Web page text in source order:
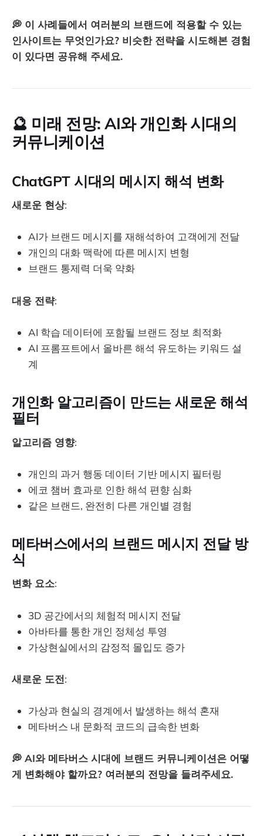
💭 이 사례들에서 여러분의 브랜드에 적용할 수 있는
인사이트는 무엇인가요? 비슷한 전략을 시도해본 경험
이 있다면 공유해 주세요.
🔮 미래 전망: AI와 개인화 시대의
커뮤니케이션
ChatGPT 시대의 메시지 해석 변화
새로운 현상:
AI가 브랜드 메시지를 재해석하여 고객에게 전달
개인의 대화 맥락에 따른 메시지 변형
브랜드 통제력 더욱 약화
대응 전략:
AI 학습 데이터에 포함될 브랜드 정보 최적화
AI 프롬프트에서 올바른 해석 유도하는 키워드 설
계
개인화 알고리즘이 만드는 새로운 해석
필터
알고리즘 영향:
개인의 과거 행동 데이터 기반 메시지 필터링
에코 챔버 효과로 인한 해석 편향 심화
같은 브랜드, 완전히 다른 개인별 경험
메타버스에서의 브랜드 메시지 전달 방
식
변화 요소:
3D 공간에서의 체험적 메시지 전달
아바타를 통한 개인 정체성 투영
가상현실에서의 감정적 몰입도 증가
새로운 도전:
가상과 현실의 경계에서 발생하는 해석 혼재
메타버스 내 문화적 코드의 급속한 변화
💭 AI와 메타버스 시대에 브랜드 커뮤니케이션은 어떻
게 변화해야 할까요? 여러분의 전망을 들려주세요.